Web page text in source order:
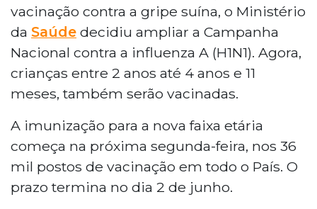
vacinação contra a gripe suína, o Ministério
da Saúde decidiu ampliar a Campanha
Nacional contra a influenza A (H1N1). Agora,
crianças entre 2 anos até 4 anos e 11
meses, também serão vacinadas.
A imunização para a nova faixa etária
começa na próxima segunda-feira, nos 36
mil postos de vacinação em todo o País. O
prazo termina no dia 2 de junho.